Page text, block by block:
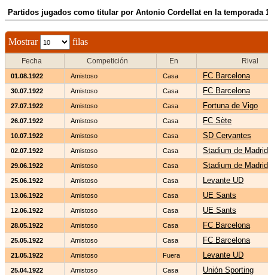
Partidos jugados como titular por Antonio Cordellat en la temporada
Mostrar filas
Fecha Competición En Rival
01.08.1922 Amistoso Casa FC Barcelona
30.07.1922 Amistoso Casa FC Barcelona
27.07.1922 Amistoso Casa Fortuna de Vigo
26.07.1922 Amistoso Casa FC Sète
10.07.1922 Amistoso Casa SD Cervantes
02.07.1922 Amistoso Casa Stadium de Madrid
29.06.1922 Amistoso Casa Stadium de Madrid
25.06.1922 Amistoso Casa Levante UD
13.06.1922 Amistoso Casa UE Sants
12.06.1922 Amistoso Casa UE Sants
28.05.1922 Amistoso Casa FC Barcelona
25.05.1922 Amistoso Casa FC Barcelona
21.05.1922 Amistoso Fuera Levante UD
25.04.1922 Amistoso Casa Unión Sporting